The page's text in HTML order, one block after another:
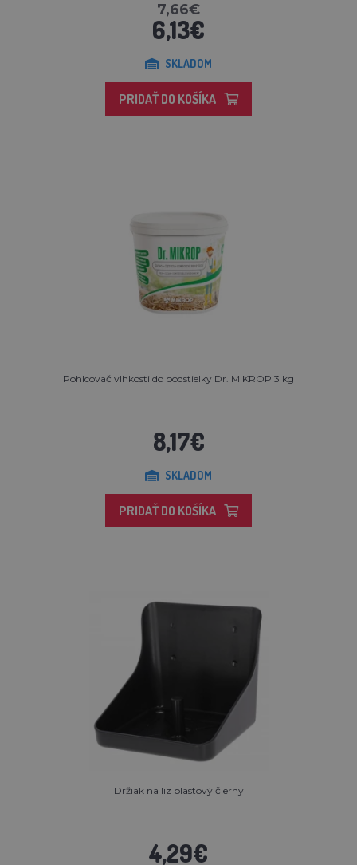
7,66€
6,13€
SKLADOM
PRIDAŤ DO KOŠÍKA
Pohlcovač vlhkosti do podstielky Dr. MIKROP 3 kg
8,17€
SKLADOM
PRIDAŤ DO KOŠÍKA
Držiak na liz plastový čierny
4,29€